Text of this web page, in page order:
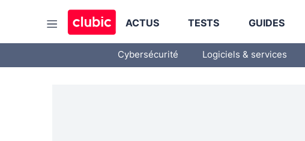
ACTUS TESTS GUIDES
Cybersécurité Logiciels & services